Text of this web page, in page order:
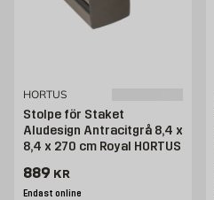
HORTUS
Stolpe för Staket
Aludesign Antracitgrå 8,4 x
8,4 x 270 cm Royal HORTUS
Pris 889 kr
889 KR
Endast online